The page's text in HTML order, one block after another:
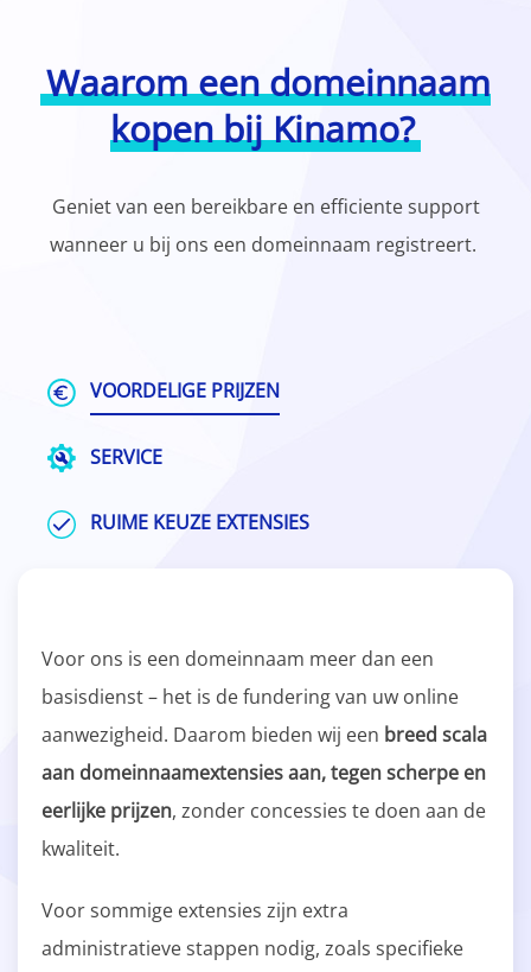
Waarom een domeinnaam
kopen bij Kinamo?
Geniet van een bereikbare en efficiente support
wanneer u bij ons een domeinnaam registreert.
VOORDELIGE PRIJZEN
SERVICE
RUIME KEUZE EXTENSIES
Voor ons is een domeinnaam meer dan een
basisdienst – het is de fundering van uw online
aanwezigheid. Daarom bieden wij een breed scala
aan domeinnaamextensies aan, tegen scherpe en
eerlijke prijzen, zonder concessies te doen aan de
kwaliteit.
Voor sommige extensies zijn extra
administratieve stappen nodig, zoals specifieke